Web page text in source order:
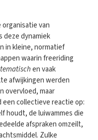
van
deze dynamiek
in kleine, normatief
waarin freeriding
en vaak
afwijkingen werden
overvloed, maar
collectieve reactie op:
houdt, de luiwammes die
afspraken omzeilt,
Zulke